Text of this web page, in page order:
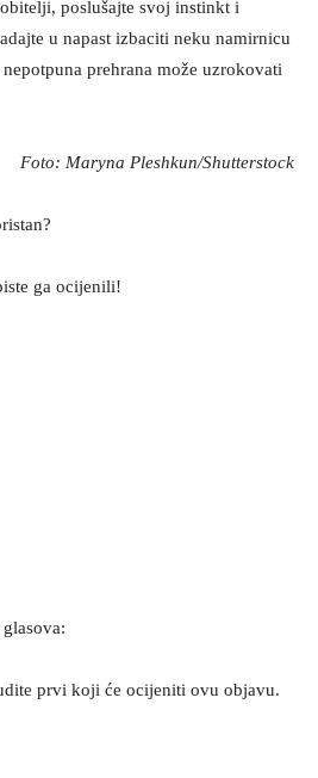
poslušajte svoj instinkt i
u napast izbaciti neku namirnicu
prehrana može uzrokovati
Foto: Maryna Pleshkun/Shutterstock
ga ocijenili!
prvi koji će ocijeniti ovu objavu.